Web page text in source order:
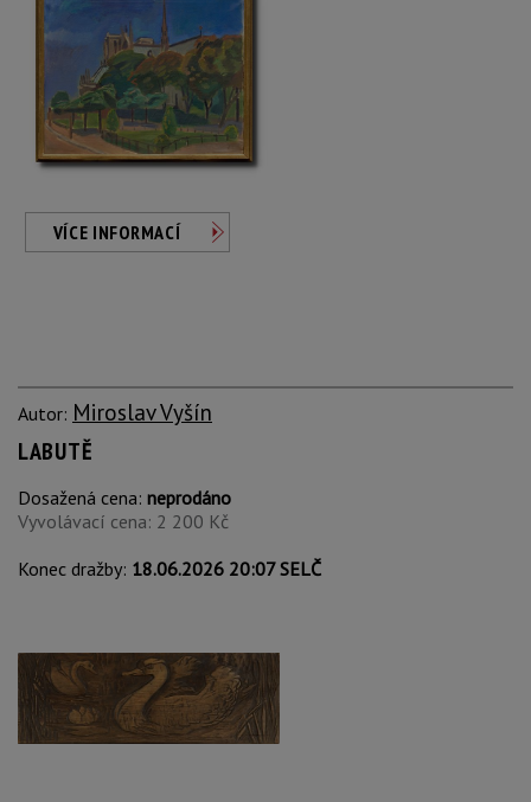
VÍCE INFORMACÍ
Autor: Miroslav Vyšín
LABUTĚ
Dosažená cena: neprodáno
Vyvolávací cena: 2 200 Kč
Konec dražby: 18.06.2026 20:07 SELČ